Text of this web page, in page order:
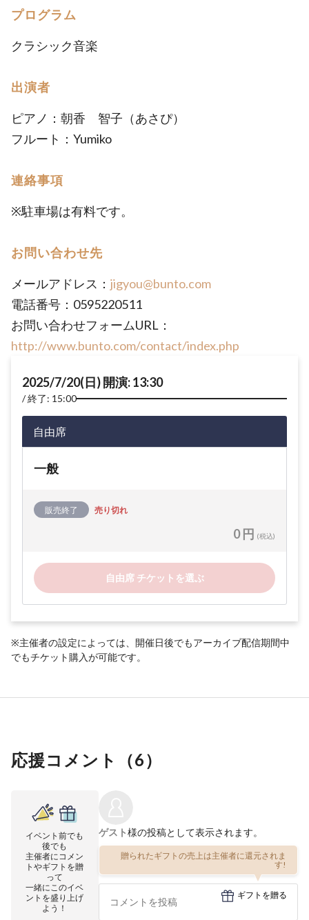
プログラム
クラシック音楽
出演者
ピアノ：朝香 智子（あさぴ）
フルート：Yumiko
連絡事項
※駐車場は有料です。
お問い合わせ先
メールアドレス： jigyou@bunto.com
電話番号：0595220511
お問い合わせフォームURL：
http://www.bunto.com/contact/index.php
2025/7/20(日) 開演: 13:30
終了: 15:00
自由席
一般
販売終了 売り切れ
0 円 (税込)
自由席 チケットを選ぶ
※主催者の設定によっては、開催日後でもアーカイブ配信期間中
でもチケット購入が可能です。
応援コメント（6）
イベント前でも
後でも
主催者にコメン
トやギフトを贈
って
一緒にこのイベ
ントを盛り上げ
よう！
ゲスト様の投稿として表示されます。
贈られたギフトの売上は主催者に還元されま
す!
ギフトを贈る